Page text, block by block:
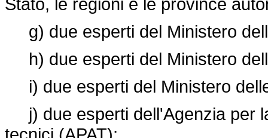
g) due esperti del Ministero
h) due esperti del Ministero
i) due esperti del Ministero
j) due esperti dell'Agenzia per